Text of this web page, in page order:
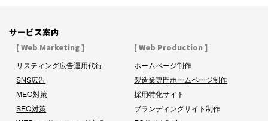
サービス案内
[ Web Marketing ]
リスティング広告運用代行
SNS広告
MEO対策
SEO対策
[ Web Production ]
ホームページ制作
製造業専門ホームページ制作
採用特化サイト
ブランディングサイト制作